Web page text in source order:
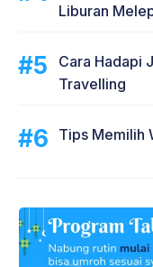
Liburan
Cara Hadapi
Travelling
Tips Memilih